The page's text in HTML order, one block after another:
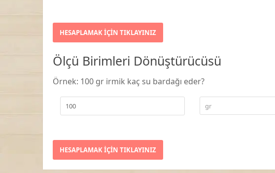
Ölçü Birimleri Dönüştürücüsü
Örnek: 100 gr irmik kaç su bardağı eder?
gr